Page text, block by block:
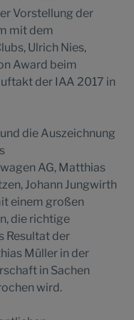
Vorstellung der
mit dem
Ulrich Nies,
Award beim
der IAA 2017 in
die Auszeichnung
AG, Matthias
Johann Jungwirth
einem großen
die richtige
Resultat der
Müller in der
in Sachen
wird.